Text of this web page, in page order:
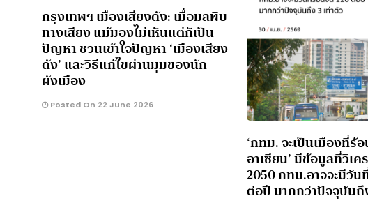
กรุงเทพฯ เมืองเสียงดัง: เมื่อมลพิษ
ทางเสียง แม้มองไม่เห็นแต่ก็เป็น
ปัญหา ชวนเข้าใจปัญหา ‘เมืองเสียง
ดัง’ และวิธีแก้ไขผ่านมุมของนัก
ผังเมือง
Posted On 22 June 2026
‘กทม. จะเป็นเมืองที่ร้
อาเซียน’ มีข้อมูลที่วิเค
2050 กทม.อาจจะมีวัน
ต่อปี มากกว่าปัจจุบันถึ